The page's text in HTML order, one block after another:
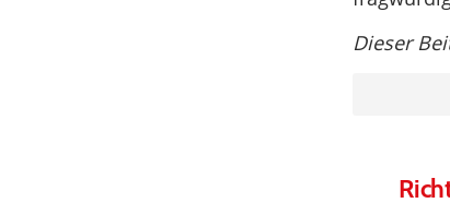
Dieser